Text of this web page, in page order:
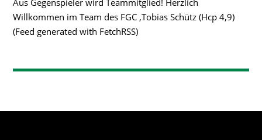
Aus Gegenspieler wird Teammitglied! Herzlich
Willkommen im Team des FGC ,Tobias Schütz (Hcp 4,9)
(Feed generated with FetchRSS)